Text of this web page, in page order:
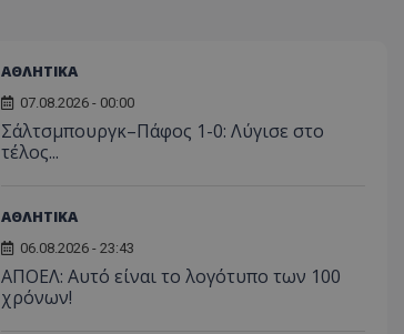
ΑΘΛΗΤΙΚΑ
07.08.2026 - 00:00
Σάλτσμπουργκ–Πάφος 1-0: Λύγισε στο
τέλος...
ΑΘΛΗΤΙΚΑ
06.08.2026 - 23:43
ΑΠΟΕΛ: Αυτό είναι το λογότυπο των 100
χρόνων!